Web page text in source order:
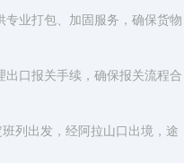
业打包、加固服务，确保货物
口报关手续，确保报关流程合
列出发，经阿拉山口出境，途